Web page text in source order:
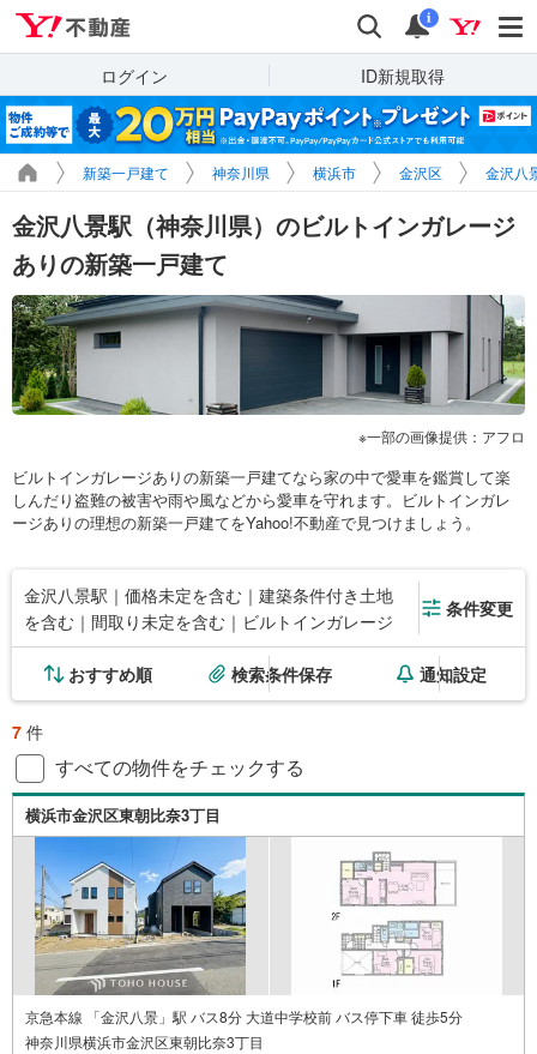
検索 通知
i
ログイン ID新規取得
新築一戸建て 神奈川県 横浜市 金沢区 金沢八
金沢八景駅（神奈川県）のビルトインガレージ
ありの新築一戸建て
一部の画像提供：アフロ
ビルトインガレージありの新築一戸建てなら家の中で愛車を鑑賞して楽
しんだり盗難の被害や雨や風などから愛車を守れます。ビルトインガレ
ージありの理想の新築一戸建てをYahoo!不動産で見つけましょう。
金沢八景駅｜価格未定を含む｜建築条件付き土地
を含む｜間取り未定を含む｜ビルトインガレージ
条件変更
おすすめ順 検索条件保存 通知設定
7 件
すべての物件をチェックする
横浜市金沢区東朝比奈3丁目
京急本線 「金沢八景」駅 バス8分 大道中学校前 バス停下車 徒歩5分
神奈川県横浜市金沢区東朝比奈3丁目